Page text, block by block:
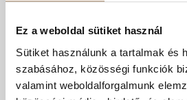
Ez a weboldal sütiket használ
Sütiket használunk a tartalmak és
szabásához, közösségi funkciók
valamint weboldalforgalmunk
Ár:71 M Ft